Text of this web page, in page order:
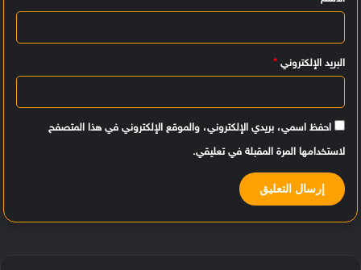
البريد الإلكتروني *
احفظ اسمي، بريدي الإلكتروني، والموقع الإلكتروني في هذا المتصفح
لاستخدامها المرة المقبلة في تعليقي.